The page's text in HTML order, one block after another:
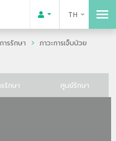
TH
ารรักษา
ภาวะการเจ็บป่วย
รักษา ศูนย์รักษา